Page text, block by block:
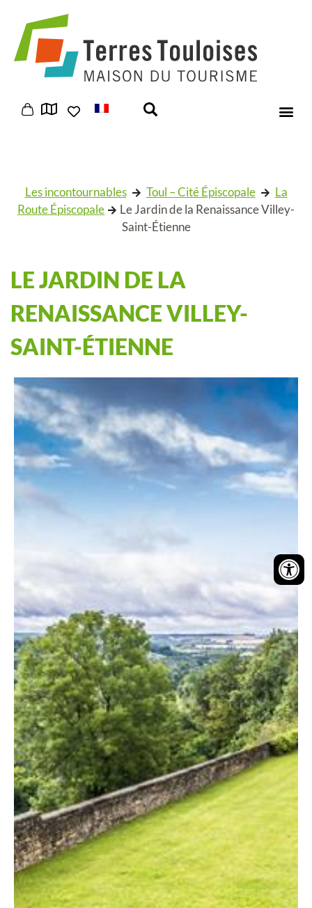
Les incontournables Toul – Cité Épiscopale
La
Route Épiscopale
Le Jardin de la Renaissance Villey-
Saint-Étienne
LE JARDIN DE LA
RENAISSANCE VILLEY-
SAINT-ÉTIENNE